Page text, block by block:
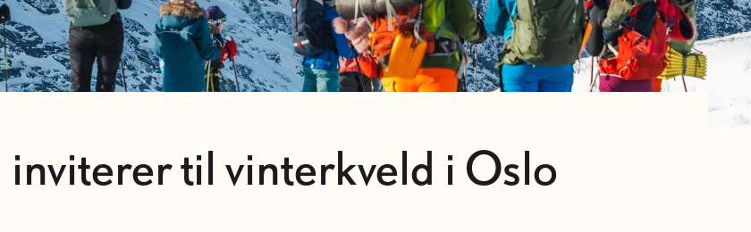
til vinterkveld i Oslo